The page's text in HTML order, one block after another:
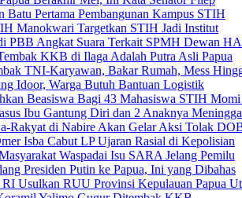
Batu Pertama Pembangunan Kampus STIH
Manokwari Targetkan STIH Jadi Institut
PBB Angkat Suara Terkait SPMH Dewan
KKB di Ilaga Adalah Putra Asli Papua
TNI-Karyawan, Bakar Rumah, Mess
Idoor, Warga Butuh Bantuan Logistik
Beasiswa Bagi 43 Mahasiswa STIH Momi
Ibu Gantung Diri dan 2 Anaknya
Rakyat di Nabire Akan Gelar Aksi Tolak
Isba Cabut LP Ujaran Rasial di Kepolisian
Waspadai Isu SARA Jelang Pemilu
Presiden Putin ke Papua, Ini yang Dibahas
Usulkan RUU Provinsi Kepulauan Papua